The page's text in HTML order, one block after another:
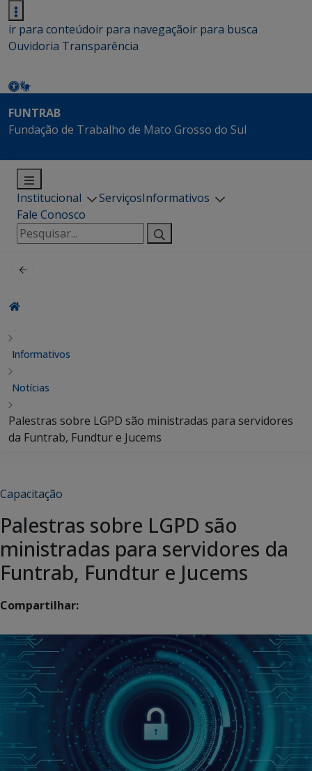
ir para conteúdoir para navegaçãoir para busca
Ouvidoria Transparência
FUNTRAB
Fundação de Trabalho de Mato Grosso do Sul
Institucional ServiçosInformativos
Fale Conosco
Pesquisar
por:
Informativos
Notícias
Palestras sobre LGPD são ministradas para servidores
da Funtrab, Fundtur e Jucems
Capacitação
Palestras sobre LGPD são
ministradas para servidores da
Funtrab, Fundtur e Jucems
Compartilhar: